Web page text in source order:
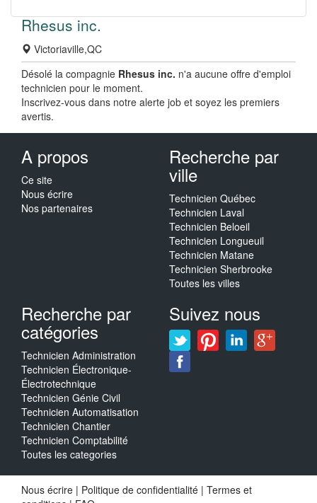
Rhesus inc.
Victoriaville,QC
Désolé la compagnie Rhesus inc. n'a aucune offre d'emploi
technicien pour le moment.
Inscrivez-vous dans notre alerte job et soyez les premiers
avertis.
A propos
Ce site
Nous écrire
Nos partenaires
Recherche par
ville
Technicien Québec
Technicien Laval
Technicien Beloeil
Technicien Longueuil
Technicien Matane
Technicien Sherbrooke
Toutes les villes
Recherche par
catégories
Technicien Administration
Technicien Électronique-
Électrotechnique
Technicien Génie Civil
Technicien Automatisation
Technicien Chantier
Technicien Comptabilité
Toutes les categories
Suivez nous
Nous écrire | Politique de confidentialité | Termes et